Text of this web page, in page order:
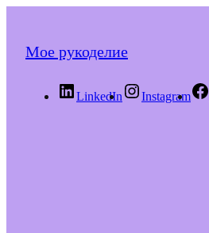
Мое рукоделие
LinkedIn Instagram